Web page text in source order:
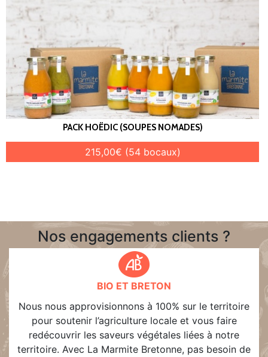
PACK HOËDIC (SOUPES NOMADES)
215,00€ (54 bocaux)
Nos engagements clients ?
BIO ET BRETON
Nous nous approvisionnons à 100% sur le territoire
pour soutenir l’agriculture locale et vous faire
redécouvrir les saveurs végétales liées à notre
territoire. Avec La Marmite Bretonne, pas besoin de